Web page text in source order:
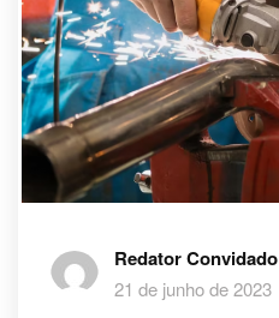
Redator Convidado
21 de junho de 2023